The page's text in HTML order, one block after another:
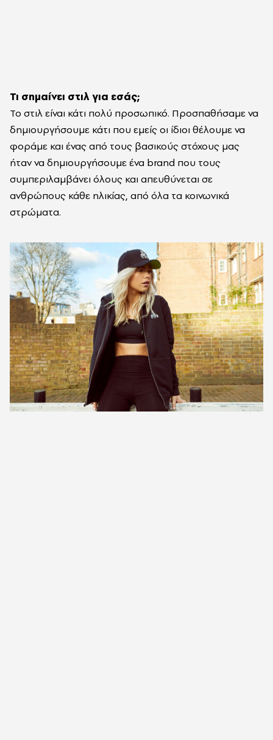
Τι σημαίνει στιλ για εσάς;
Το στιλ είναι κάτι πολύ προσωπικό. Προσπαθήσαμε να
δημιουργήσουμε κάτι που εμείς οι ίδιοι θέλουμε να
φοράμε και ένας από τους βασικούς στόχους μας
ήταν να δημιουργήσουμε ένα brand που τους
συμπεριλαμβάνει όλους και απευθύνεται σε
ανθρώπους κάθε ηλικίας, από όλα τα κοινωνικά
στρώματα.